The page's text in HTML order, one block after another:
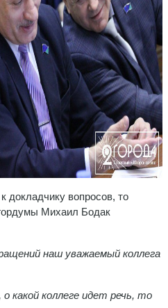
докладчику вопросов, то
Михаил Бодак
наш уважаемый коллега
какой коллеге идет речь, то